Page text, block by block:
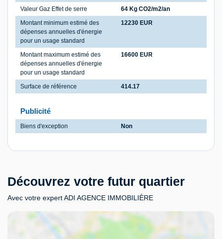
Valeur Gaz Effet de serre
64 Kg CO2/m2/an
Montant minimum estimé des
dépenses annuelles d'énergie
pour un usage standard
12230 EUR
Montant maximum estimé des
dépenses annuelles d'énergie
pour un usage standard
16600 EUR
Surface de référence 414.17
Publicité
Biens d'exception Non
Découvrez votre futur quartier
Avec votre expert ADI AGENCE IMMOBILIÈRE